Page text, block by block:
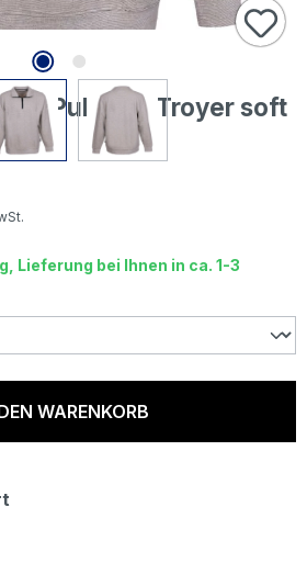
Pullover Troyer soft
Lieferung bei Ihnen in ca. 1-3
WARENKORB